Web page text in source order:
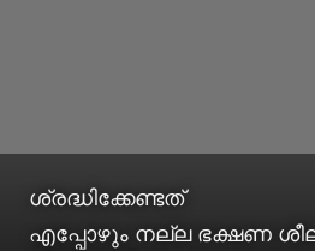
ശ്രദ്ധിക്കേണ്ടത്
എപ്പോഴും നല്ല ഭക്ഷണ